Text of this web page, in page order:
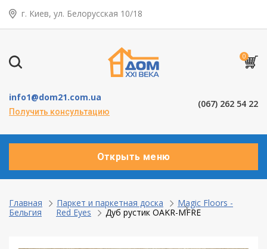
г. Киев, ул. Белорусская 10/18
(067) 262 54 22
info1@dom21.com.ua
Получить консультацию
0
Открыть меню
Главная Паркет и паркетная доска
Magic Floors -
Бельгия
Red Eyes Дуб рустик OAKR-MFRE
← Назад
Пластиковые окна
Алюминевые окна
Двери межкомнатные